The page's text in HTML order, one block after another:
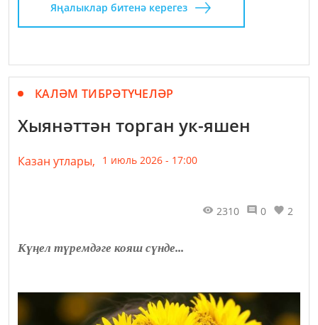
Яңалыклар битенә керегез
КАЛӘМ ТИБРӘТҮЧЕЛӘР
Хыянәттән торган ук-яшен
Казан утлары, 1 июль 2026 - 17:00
2310 0 2
Күңел түремдәге кояш сүнде...